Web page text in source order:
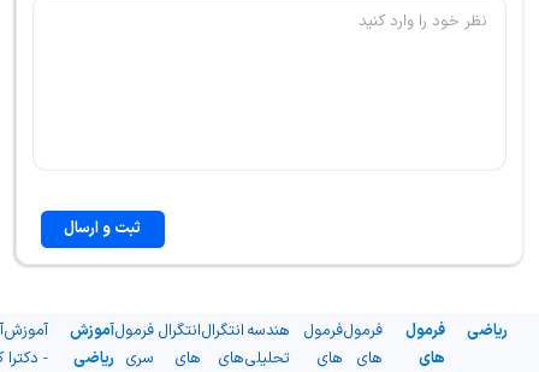
ثبت و ارسال
ریاضی
فرمول
های
فرمول
های
فرمول
های
هندسه
تحلیلی
انتگرال
های
انتگرال
های
فرمول
سری
آموزش
ریاضی
آموزش
- دکترا